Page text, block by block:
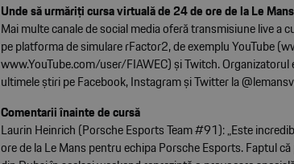
Unde să urmăriți cursa virtuală de 24 de ore de la Le Mans
Mai multe canale de social media oferă transmisiune live a
pe platforma de simulare rFactor2, de exemplu YouTube
www.YouTube.com/user/FIAWEC) șiTwitch.
ultimele știri pe Facebook, Instagram și Twitter la
Comentarii înainte de cursă
Laurin Heinrich (Porsche Esports Team #91): „Este
ore de la Le Mans pentru echipa Porsche Esports. Faptul